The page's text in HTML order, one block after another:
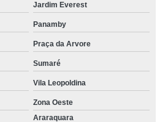
Jardim Everest
Panamby
Praça da Arvore
Sumaré
Vila Leopoldina
Zona Oeste
Araraquara